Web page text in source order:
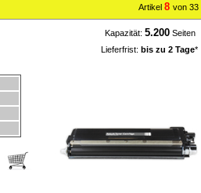
Artikel 8 von 33
Kapazität: 5.200 Seiten
Lieferfrist: bis zu 2 Tage*